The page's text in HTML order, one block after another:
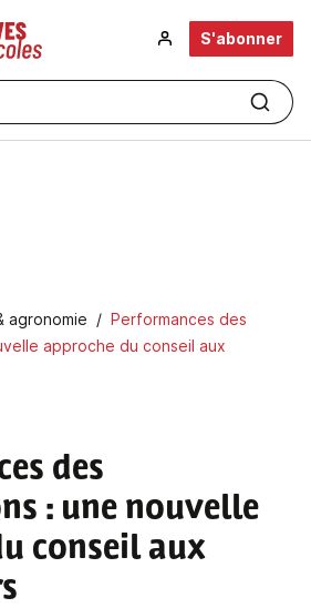
S'abonner
agronomie
Performances des
approche du conseil aux
des
: une nouvelle
conseil aux